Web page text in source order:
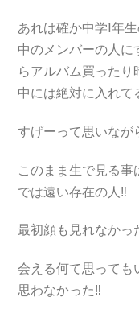
あれは確か中学1年
中のメンバーの人
らアルバム買った
中には絶対に入れて
すげーって思いなが
このまま生で見る
では遠い存在の人‼
最初顔も見れなかっ
会える何て思っても
思わなかった‼